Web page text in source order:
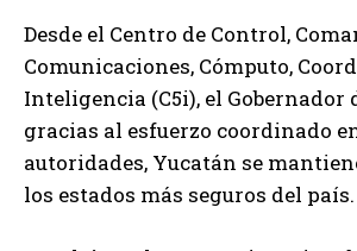
Desde el Centro de Control,
Comunicaciones, Cómputo,
Inteligencia (C5i), el Gobernador
gracias al esfuerzo coordinado
autoridades, Yucatán se
los estados más seguros del país.